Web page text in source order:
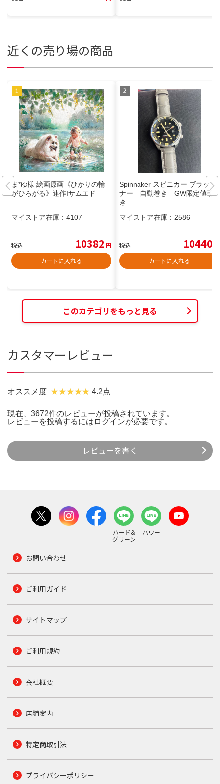
近くの売り場の商品
ま*ゆ様 絵画原画《ひかりの輪
がひろがる》連作Iサムエド
マイストア在庫： 4107
税込 10382円
カートに入れる
Spinnaker スピニカー ブラッド
ナー 自動巻き GW限定値引
き
マイストア在庫： 2586
税込 10440
カートに入れる
このカテゴリをもっと見る
カスタマーレビュー
オススメ度 4.2点
現在、3672件のレビューが投稿されています。
レビューを投稿するには ログインが必要です。
レビューを書く
ハード&
グリーン
パワー
お問い合わせ
ご利用ガイド
サイトマップ
ご利用規約
会社概要
店舗案内
特定商取引法
プライバシーポリシー